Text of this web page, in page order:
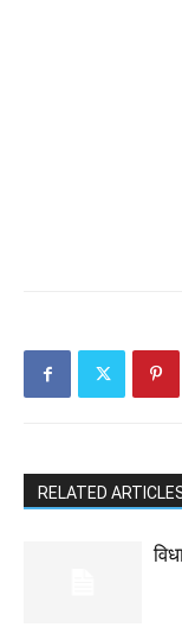
RELATED